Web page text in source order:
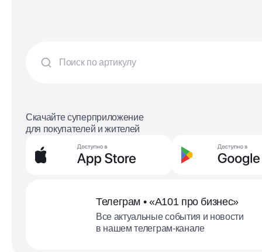
Скачайте суперприложение
для покупателей и жителей
Телеграм • «А101 про бизнес»
Все актуальные события и новости
в нашем телеграм-канале